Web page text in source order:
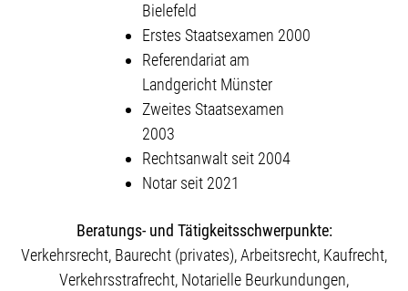
Bielefeld
Erstes Staatsexamen 2000
Referendariat am
Landgericht Münster
Zweites Staatsexamen
2003
Rechtsanwalt seit 2004
Notar seit 2021
Beratungs- und Tätigkeitsschwerpunkte:
Verkehrsrecht, Baurecht (privates), Arbeitsrecht, Kaufrecht,
Verkehrsstrafrecht, Notarielle Beurkundungen,